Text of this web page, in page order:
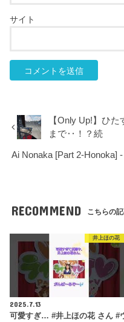
サイト
【Only Up!】ひ
まで‥！？続
Ai Nonaka [Part 2-Honoka]
RECOMMEND こちらの
井上ほの花
2025.7.13
可愛すぎ… #井上ほの花 さん #